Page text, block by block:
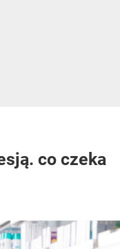
co czeka